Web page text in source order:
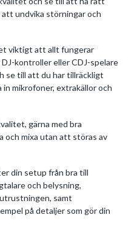
undvika störningar och
viktigt att allt fungerar
kontroller eller CDJ-spelare
se till att du har tillräckligt
mikrofoner, extrakällor och
gärna med bra
och mixa utan att störas av
din setup från bra till
och belysning,
samt
på detaljer som gör din